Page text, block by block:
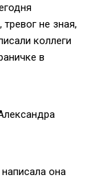
не зная,
коллеги
в
она